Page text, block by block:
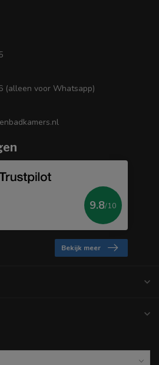
(alleen voor Whatsapp)
9.8/10
Bekijk meer